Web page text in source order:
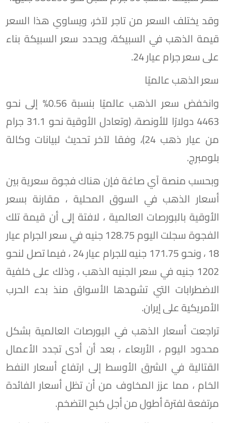
وقد يختلف السعر من تاجر لآخر، ويساوي هذا السعر
قيمة الذهب في السبيكة، ويحدد سعر السبيكة بناء
على سعر جرام عيار 24.
سعر الذهب عالميًا
وانخفض سعر الذهب عالميًا بنسبة 0.56% إلى نحو
4463 دولارًا للأونصة، (وتعادل الأوقية نحو 31.1 جرام
من عيار ذهب 24)، وفقا لآخر تحديث لبيانات وكالة
بلومبرج.
وبحسب منصة آي صاغة فإن هناك فجوة سعرية بين
أسعار الذهب في السوق المحلية ، مقارنة بسعر
الأوقية بالبورصات العالمية ، لافتة إلى أن قيمة تلك
الفجوة سجلت اليوم 128.75 جنيه في سعر الجرام عيار
18 ، ونحو 171.75 جنيه للجرام عيار 24 ، فيما تصل لنحو
1202 جنيه في سعر الجنيه الذهب ، وذلك على خلفية
الاضطرابات التي تشهدها الأسواق منذ بدء الحرب
الأمريكية على إيران.
تراجعت أسعار الذهب في البورصات العالمية بشكل
محدود اليوم ، الأربعاء ، بعد أن أدى تجدد الأعمال
القتالية في الشرق الأوسط إلى ارتفاع أسعار النفط
الخام ، مما عزز المخاوف من أن تظل أسعار الفائدة
مرتفعة لفترة أطول من ‌أجل كبح التضخم.